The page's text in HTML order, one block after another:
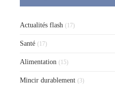
Actualités flash (17)
Santé (17)
Alimentation (15)
Mincir durablement (3)